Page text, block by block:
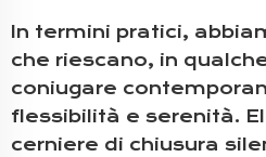
In termini pratici,
che riescano, in
coniugare
flessibilità e serenità.
cerniere di chiusura